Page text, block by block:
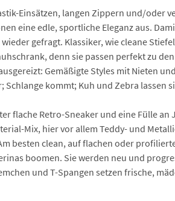
Einsätzen, langen Zippern und/oder
eine edle, sportliche Eleganz aus.
gefragt. Klassiker, wie cleane
denn sie passen perfekt zu
Gemäßigte Styles mit Nieten
kommt; Kuh und Zebra lassen
flache Retro-Sneaker und eine Fülle
Mix, hier vor allem Teddy- und
besten clean, auf flachen oder
boomen. Sie werden neu und
und T-Spangen setzen frische,